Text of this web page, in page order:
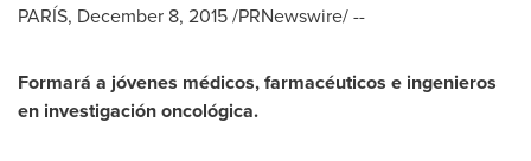
PARÍS, December 8, 2015/PRNewswire/ --
Formará a jóvenes médicos, farmacéuticos e ingenieros
en investigación oncológica.